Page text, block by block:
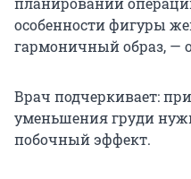
особенности фигуры
гармоничный образ, —
Врач подчеркивает:
уменьшения груди
побочный эффект.